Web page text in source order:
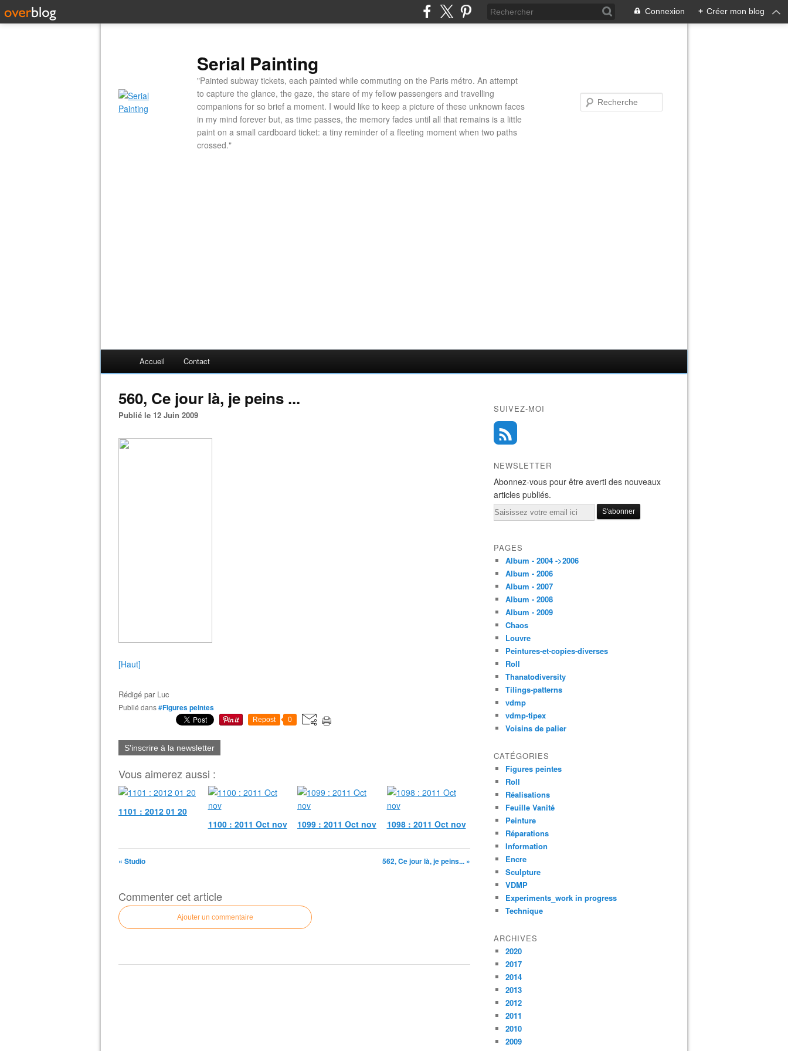
Connexion + Créer mon blog
Serial Painting
"Painted subway tickets, each painted while commuting on the Paris métro. An attempt
to capture the glance, the gaze, the stare of my fellow passengers and travelling
companions for so brief a moment. I would like to keep a picture of these unknown faces
in my mind forever but, as time passes, the memory fades until all that remains is a little
paint on a small cardboard ticket: a tiny reminder of a fleeting moment when two paths
crossed."
Accueil Contact
560, Ce jour là, je peins ...
Publié le 12 Juin 2009
[Haut]
Rédigé par Luc
Publié dans#Figures peintes
Repost 0
S'inscrire à la newsletter
Vous aimerez aussi :
1101 : 2012 01 20
1100 : 2011 Oct nov
1099 : 2011 Oct nov 1098 : 2011 Oct nov
« Studio 562, Ce jour là, je peins... »
Commenter cet article
Ajouter un commentaire
SUIVEZ-MOI
NEWSLETTER
Abonnez-vous pour être averti des nouveaux
articles publiés.
Email
PAGES
Album - 2004 ->2006
Album - 2006
Album - 2007
Album - 2008
Album - 2009
Chaos
Louvre
Peintures-et-copies-diverses
Roll
Thanatodiversity
Tilings-patterns
vdmp
vdmp-tipex
Voisins de palier
CATÉGORIES
Figures peintes
Roll
Réalisations
Feuille Vanité
Peinture
Réparations
Information
Encre
Sculpture
VDMP
Experiments_work in progress
Technique
ARCHIVES
2020
2017
2014
2013
2012
2011
2010
2009